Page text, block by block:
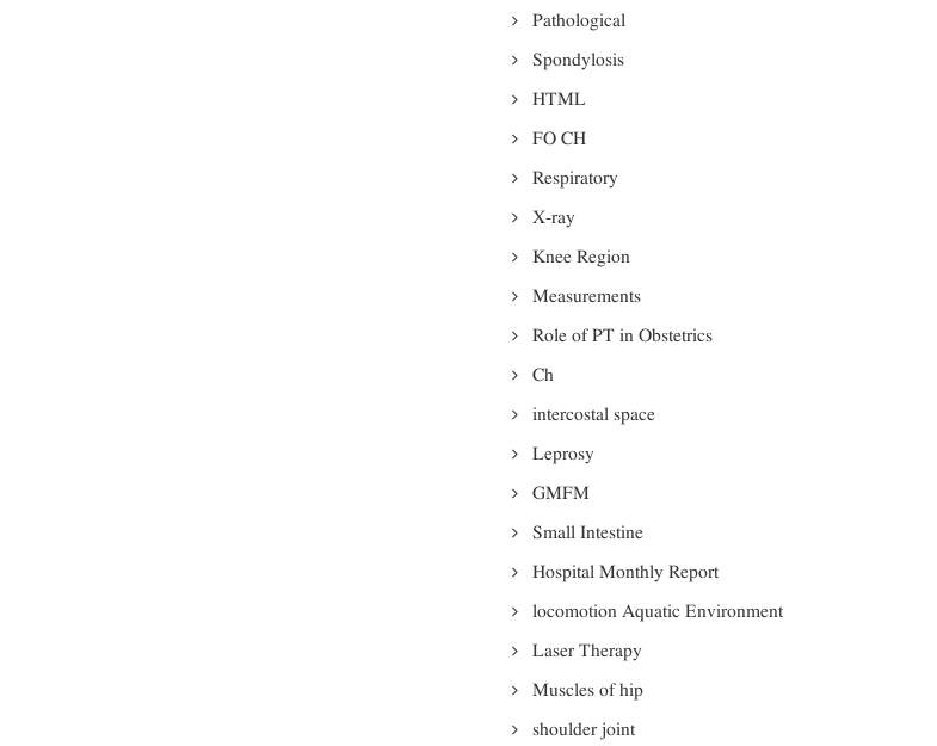
Pathological
Spondylosis
HTML
FO CH
Respiratory
X-ray
Knee Region
Measurements
Role of PT in Obstetrics
Ch
intercostal space
Leprosy
GMFM
Small Intestine
Hospital Monthly Report
locomotion Aquatic Environment
Laser Therapy
Muscles of hip
shoulder joint